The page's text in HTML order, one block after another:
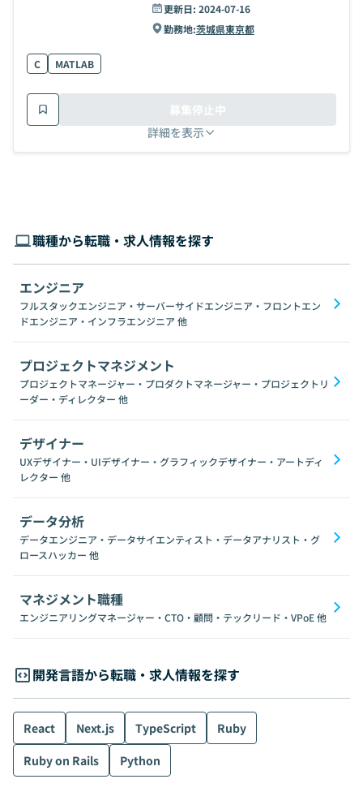
更新日: 2024-07-16
勤務地:茨城県東京都
C MATLAB
詳細を表示
募集停止中
職種から転職・求人情報を探す
エンジニア
フルスタックエンジニア・サーバーサイドエンジニア・フロントエン
ドエンジニア・インフラエンジニア 他
プロジェクトマネジメント
プロジェクトマネージャー・プロダクトマネージャー・プロジェクトリ
ーダー・ディレクター 他
デザイナー
UXデザイナー・UIデザイナー・グラフィックデザイナー・アートディ
レクター 他
データ分析
データエンジニア・データサイエンティスト・データアナリスト・グ
ロースハッカー 他
マネジメント職種
エンジニアリングマネージャー・CTO・顧問・テックリード・VPoE他
開発言語から転職・求人情報を探す
React Next.js TypeScript
Ruby
Ruby on Rails
Python